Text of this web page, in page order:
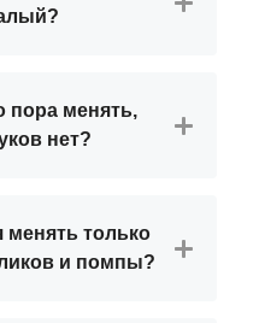
пора менять,
нет?
менять только
и помпы?